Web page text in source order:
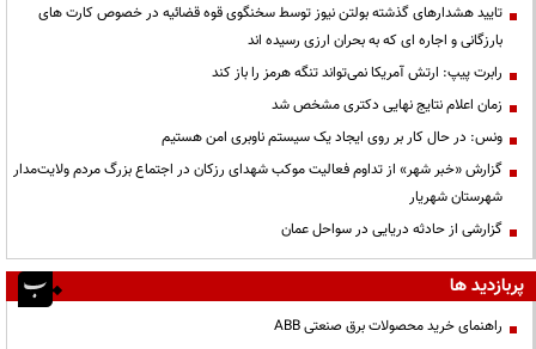
تایید هشدارهای گذشته بولتن نیوز توسط سخنگوی قوه قضائیه در خصوص کارت های
بارزگانی و اجاره ای که به بحران ارزی رسیده اند
رابرت پیپ: ارتش آمریکا نمی‌تواند تنگه هرمز را باز کند
زمان اعلام نتایج نهایی دکتری مشخص شد
ونس: در حال کار بر روی ایجاد یک سیستم ناوبری امن هستیم
گزارش «خبر شهر» از تداوم فعالیت موکب شهدای رزکان در اجتماع بزرگ مردم ولایت‌مدار
شهرستان شهریار
گزارشی از حادثه دریایی در سواحل عمان
پربازدید ها
راهنمای خرید محصولات برق صنعتی ABB